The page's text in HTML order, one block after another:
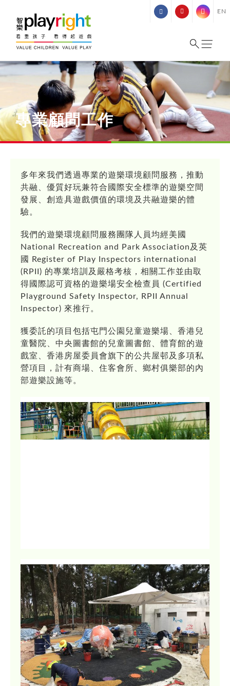
content
EN
專業顧問工作
多年來我們透過專業的遊樂環境顧問服務，推動
共融、優質好玩兼符合國際安全標準的遊樂空間
發展、創造具遊戲價值的環境及共融遊樂的體
驗。
我們的遊樂環境顧問服務團隊人員均經美國
National Recreation and Park Association及英
國 Register of Play Inspectors international
(RPII) 的專業培訓及嚴格考核，相關工作並由取
得國際認可資格的遊樂場安全檢查員 (Certified
Playground Safety Inspector, RPII Annual
Inspector) 來推行。
獲委託的項目包括屯門公園兒童遊樂場、香港兒
童醫院、中央圖書館的兒童圖書館、體育館的遊
戲室、香港房屋委員會旗下的公共屋邨及多項私
營項目，計有商場、住客會所、鄉村俱樂部的內
部遊樂設施等。